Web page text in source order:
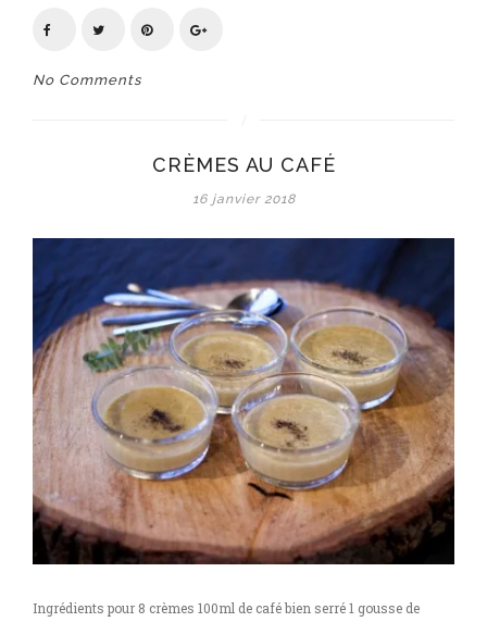
No Comments
CRÈMES AU CAFÉ
16 janvier 2018
Ingrédients pour 8 crèmes 100ml de café bien serré 1 gousse de